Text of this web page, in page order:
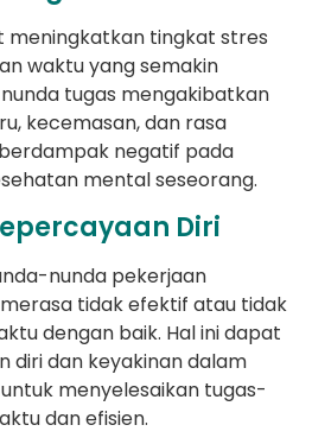
meningkatkan tingkat stres
waktu yang semakin
tugas mengakibatkan
kecemasan, dan rasa
negatif pada
mental seseorang.
Diri
nunda pekerjaan
tidak efektif atau tidak
dengan baik. Hal ini dapat
diri dan keyakinan dalam
menyelesaikan tugas-
dan efisien.